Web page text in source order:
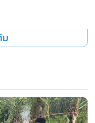
ากผู้บัญชาการตรวจคน
จพันธุ์ เราจะเป็นในส่วน
ำรวจนครบาล ที่ร่วมกัน
างด้าวที่เข้ามาก่อเหตุ
จะมีอีก 3-4 คน ซึ่งเรา
นใหญ่อีกทีเหตุการณ์เกิด
อเขาดำเนินการเสร็จก็
ม